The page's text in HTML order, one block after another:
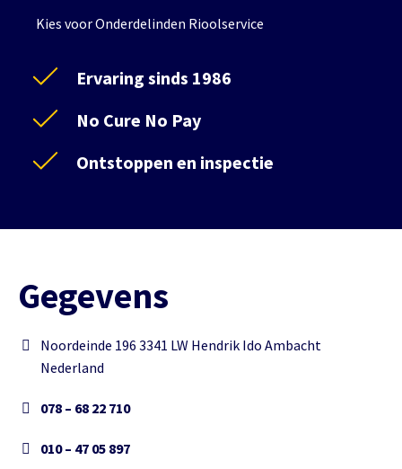
Kies voor Onderdelinden Rioolservice
Ervaring sinds 1986
No Cure No Pay
Ontstoppen en inspectie
Gegevens
Noordeinde 196 3341 LW Hendrik Ido Ambacht
Nederland
078 – 68 22 710
010 – 47 05 897